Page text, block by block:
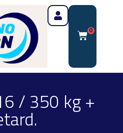
0
/ 350 kg +